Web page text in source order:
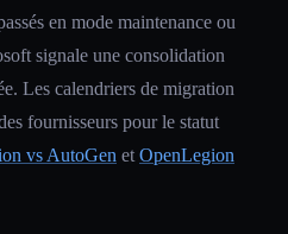
en mode maintenance ou
signale une consolidation
Les calendriers de migration
fournisseurs pour le statut
vs AutoGen et OpenLegion